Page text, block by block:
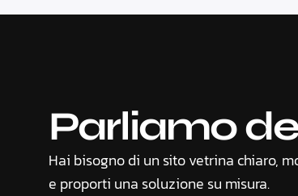
Parliamo
Hai bisogno di un sito vetrina chiaro,
e proporti una soluzione su misura.